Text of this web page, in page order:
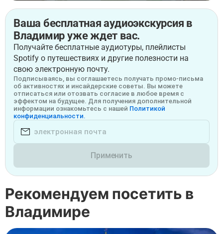
Ваша бесплатная аудиоэкскурсия в
Владимир уже ждет вас.
Получайте бесплатные аудиотуры, плейлисты
Spotify о путешествиях и другие полезности на
свою электронную почту.
Подписываясь, вы соглашаетесь получать промо-письма
об активностях и инсайдерские советы. Вы можете
отписаться или отозвать согласие в любое время с
эффектом на будущее. Для получения дополнительной
информации ознакомьтесь с нашей Политикой
конфиденциальности.
Применить
Рекомендуем посетить в
Владимире